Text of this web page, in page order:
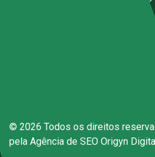
© 2026 Todos os direitos
pela Agência de SEO Origyn